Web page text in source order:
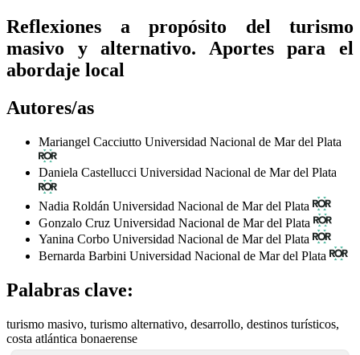
Reflexiones a propósito del turismo
masivo y alternativo. Aportes para el
abordaje local
Autores/as
Mariangel Cacciutto Universidad Nacional de Mar del Plata
Daniela Castellucci Universidad Nacional de Mar del Plata
Nadia Roldán Universidad Nacional de Mar del Plata
Gonzalo Cruz Universidad Nacional de Mar del Plata
Yanina Corbo Universidad Nacional de Mar del Plata
Bernarda Barbini Universidad Nacional de Mar del Plata
Palabras clave:
turismo masivo, turismo alternativo, desarrollo, destinos turísticos,
costa atlántica bonaerense